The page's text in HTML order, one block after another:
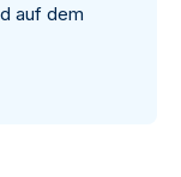
auf dem